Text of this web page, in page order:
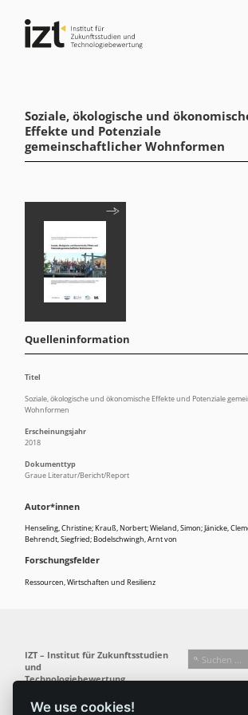
Soziale, ökologische und
Effekte und Potenziale
gemeinschaftlicher Wohnformen
Autor*innen
Henseling, Christine; Krauß, Norbert; Wieland, Simon; Jänicke,
Behrendt, Siegfried; Bodelschwingh, Arnt von
Forschungsfelder
Ressourcen, Wirtschaften und Resilienz
Quelleninformation
Titel
Soziale, ökologische und ökonomische Effekte und Potenziale
Wohnformen
Erscheinungsjahr
2018
Dokumenttyp
Graue Literatur/Bericht/Report
We use cookies!
IZT – Institut für Zukunftsstudien
und
Technologiebewertung
Busseallee 1 · 14163 Berlin